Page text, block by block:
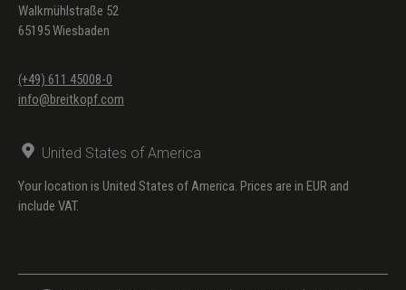
Walkmühlstraße 52
65195 Wiesbaden
(+49) 611 45008-0
info@breitkopf.com
United States of America
Your location is United States of America. Prices are in EUR and
include VAT.